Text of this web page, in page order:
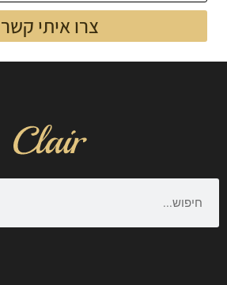
צרו איתי קשר